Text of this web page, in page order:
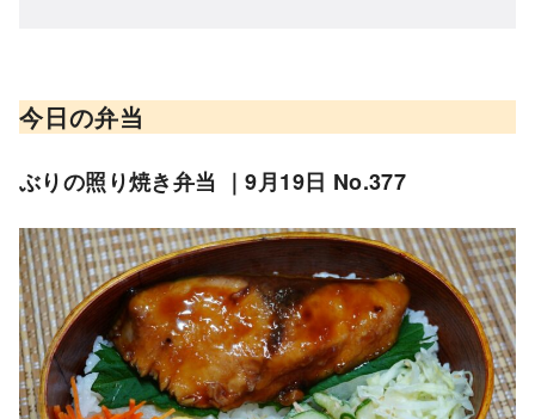
今日の弁当
ぶりの照り焼き弁当 ｜9月19日 No.377